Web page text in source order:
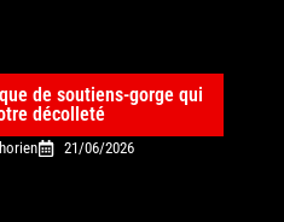
de soutiens-gorge qui
décolleté
21/06/2026